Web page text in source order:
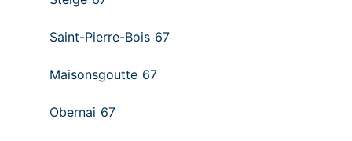
Saint-Pierre-Bois 67
Maisonsgoutte 67
Obernai 67